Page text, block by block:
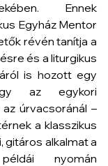
Ennek
Egyház Mentor
révén tanítja a
és a liturgikus
is hozott egy
az egykori
úrvacsoránál –
a klasszikus
gitáros alkalmat a
nyomán